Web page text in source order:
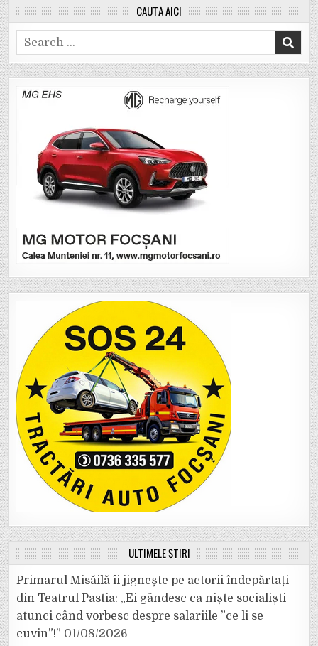
CAUTĂ AICI
Search
for:
ULTIMELE ȘTIRI
Primarul Misăilă îi jignește pe actorii îndepărtați
din Teatrul Pastia: „Ei gândesc ca niște socialiști
atunci când vorbesc despre salariile ”ce li se
cuvin”!” 01/08/2026